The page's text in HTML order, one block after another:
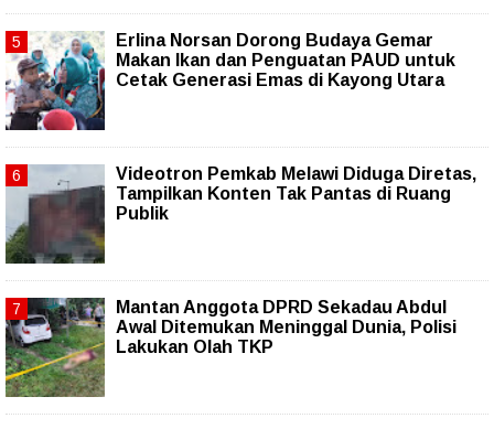
Erlina Norsan Dorong Budaya Gemar
Makan Ikan dan Penguatan PAUD untuk
Cetak Generasi Emas di Kayong Utara
Videotron Pemkab Melawi Diduga Diretas,
Tampilkan Konten Tak Pantas di Ruang
Publik
Mantan Anggota DPRD Sekadau Abdul
Awal Ditemukan Meninggal Dunia, Polisi
Lakukan Olah TKP